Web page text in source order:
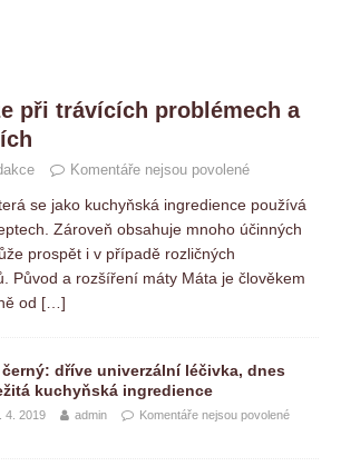
při trávících problémech a
Komentáře nejsou povolené
se jako kuchyňská ingredience používá
Zároveň obsahuje mnoho účinných
prospět i v případě rozličných
Původ a rozšíření máty Máta je člověkem
od […]
černý: dříve univerzální léčivka, dnes
kuchyňská ingredience
4. 2019 admin Komentáře nejsou povolené